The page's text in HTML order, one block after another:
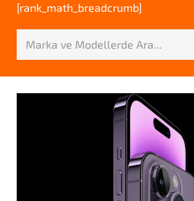
[rank_math_breadcrumb]